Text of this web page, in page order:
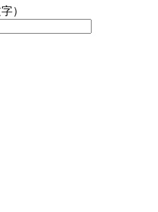
）